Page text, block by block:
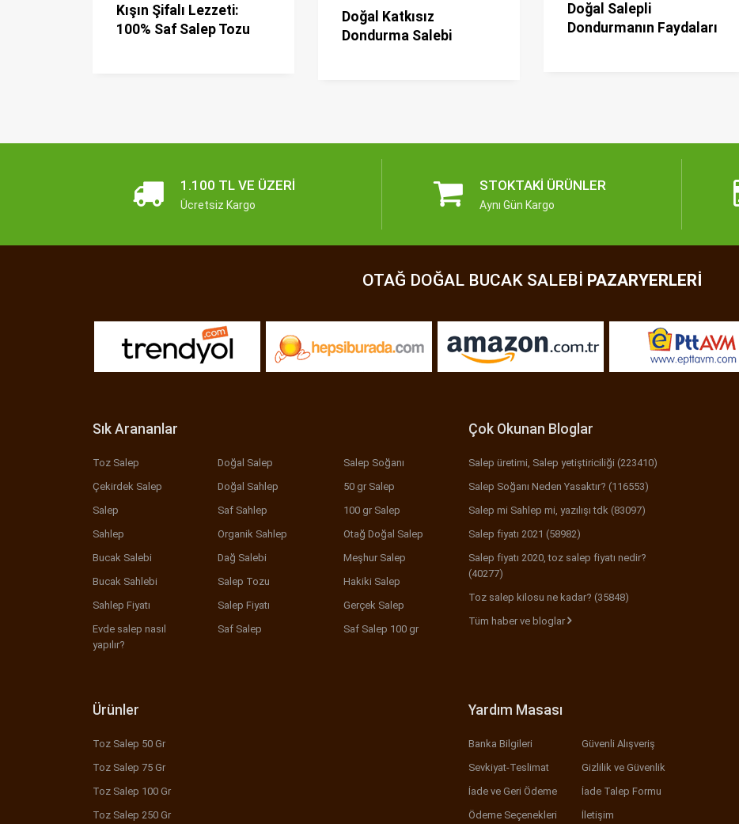
Kışın Şifalı Lezzeti:
100% Saf Salep Tozu
Doğal Katkısız
Dondurma Salebi
Doğal Salepli
Dondurmanın Faydaları
1.100 TL VE ÜZERI
Ücretsiz Kargo
STOKTAKI ÜRÜNLER
Aynı Gün Kargo
OTAĞ DOĞAL BUCAK SALEBI PAZARYERLERI
Sık Arananlar
Toz Salep
Çekirdek Salep
Salep
Sahlep
Bucak Salebi
Bucak Sahlebi
Sahlep Fiyatı
Evde salep nasıl
yapılır?
Doğal Salep
Doğal Sahlep
Saf Sahlep
Organik Sahlep
Dağ Salebi
Salep Tozu
Salep Fiyatı
Saf Salep
Salep Soğanı
50 gr Salep
100 gr Salep
Otağ Doğal Salep
Meşhur Salep
Hakiki Salep
Gerçek Salep
Saf Salep 100 gr
Çok Okunan Bloglar
Salep üretimi, Salep yetiştiriciliği (223410)
Salep Soğanı Neden Yasaktır? (116553)
Salep mi Sahlep mi, yazılışı tdk (83097)
Salep fiyatı 2021 (58982)
Salep fiyatı 2020, toz salep fiyatı nedir?
(40277)
Toz salep kilosu ne kadar? (35848)
Tüm haber ve bloglar
Ürünler
Toz Salep 50 Gr
Toz Salep 75 Gr
Toz Salep 100 Gr
Toz Salep 250 Gr
Yardım Masası
Banka Bilgileri
Sevkiyat-Teslimat
İade ve Geri Ödeme
Ödeme Seçenekleri
Güvenli Alışveriş
Gizlilik ve Güvenlik
İade Talep Formu
İletişim